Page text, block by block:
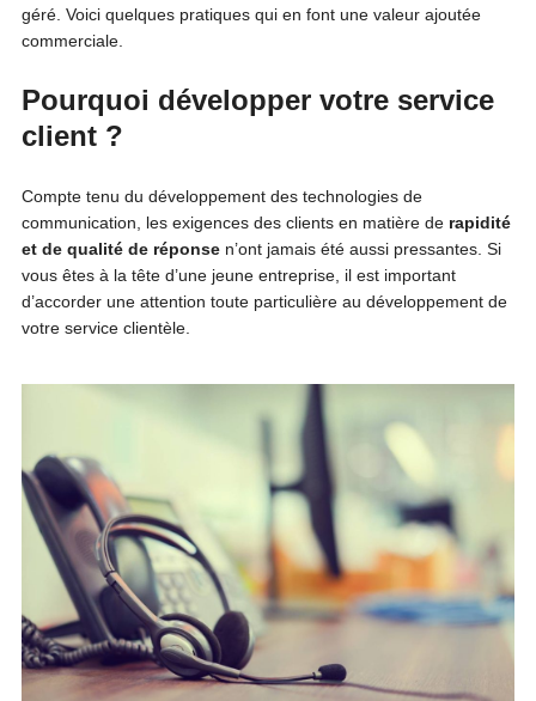
géré. Voici quelques pratiques qui en font une valeur ajoutée
commerciale.
Pourquoi développer votre service
client ?
Compte tenu du développement des technologies de
communication, les exigences des clients en matière de rapidité
et de qualité de réponsen’ont jamais été aussi pressantes. Si
vous êtes à la tête d’une jeune entreprise, il est important
d’accorder une attention toute particulière au développement de
votre service clientèle.